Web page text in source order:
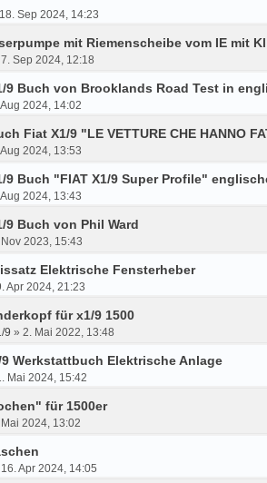
18. Sep 2024, 14:23
mit Riemenscheibe vom IE mit
7. Sep 2024, 12:18
9 Buch von Brooklands Road Test in
2024, 14:02
Fiat X1/9 "LE VETTURE CHE HANNO
2024, 13:53
9 Buch "FIAT X1/9 Super Profile"
2024, 13:43
9 Buch von Phil Ward
2023, 15:43
Elektrische Fensterheber
Apr 2024, 21:23
für x1/9 1500
9 » 2. Mai 2022, 13:48
9 Werkstattbuch Elektrische Anlage
Mai 2024, 15:42
für 1500er
2024, 13:02
16. Apr 2024, 14:05